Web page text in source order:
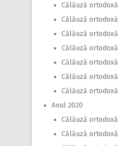
Călăuză
Călăuză
Călăuză
Călăuză ortodoxă
Călăuză
Călăuză
Călăuză
Anul 2020
Călăuză
Călăuză